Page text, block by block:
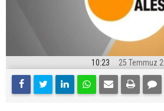
10:23 25 Temmuz